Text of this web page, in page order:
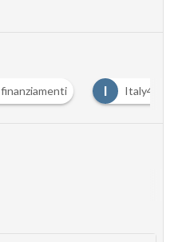
finanziamenti I